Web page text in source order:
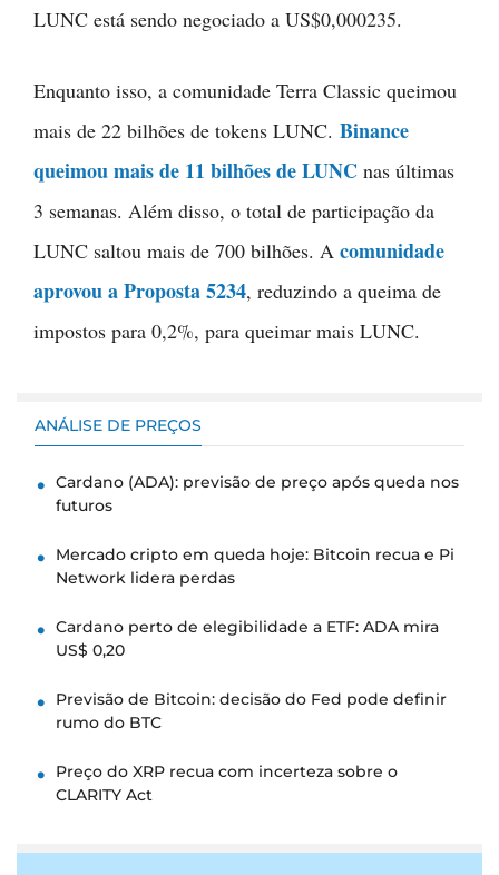
LUNC está sendo negociado a US$0,000235.
Enquanto isso, a comunidade Terra Classic queimou
mais de 22 bilhões de tokens LUNC. Binance
queimou mais de 11 bilhões de LUNC nas últimas
3 semanas. Além disso, o total de participação da
LUNC saltou mais de 700 bilhões. A comunidade
aprovou a Proposta 5234, reduzindo a queima de
impostos para 0,2%, para queimar mais LUNC.
ANÁLISE DE PREÇOS
Cardano (ADA): previsão de preço após queda nos
futuros
Mercado cripto em queda hoje: Bitcoin recua e Pi
Network lidera perdas
Cardano perto de elegibilidade a ETF: ADA mira
US$ 0,20
Previsão de Bitcoin: decisão do Fed pode definir
rumo do BTC
Preço do XRP recua com incerteza sobre o
CLARITY Act